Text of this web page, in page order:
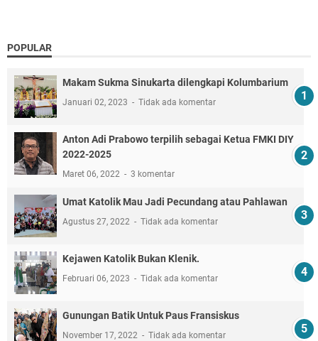
POPULAR
Makam Sukma Sinukarta dilengkapi Kolumbarium
Januari 02, 2023 Tidak ada komentar
Anton Adi Prabowo terpilih sebagai Ketua FMKI DIY
2022-2025
Maret 06, 2022 3 komentar
Umat Katolik Mau Jadi Pecundang atau Pahlawan
Agustus 27, 2022 Tidak ada komentar
Kejawen Katolik Bukan Klenik.
Februari 06, 2023 Tidak ada komentar
Gunungan Batik Untuk Paus Fransiskus
November 17, 2022 Tidak ada komentar